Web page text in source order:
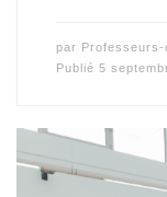
par Professeurs-
Publié 5